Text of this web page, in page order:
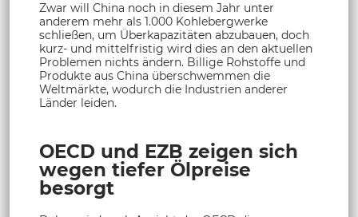
Zwar will China noch in diesem Jahr unter
anderem mehr als 1.000 Kohlebergwerke
schließen, um Überkapazitäten abzubauen, doch
kurz- und mittelfristig wird dies an den aktuellen
Problemen nichts ändern. Billige Rohstoffe und
Produkte aus China überschwemmen die
Weltmärkte, wodurch die Industrien anderer
Länder leiden.
OECD und EZB zeigen sich
wegen tiefer Ölpreise
besorgt